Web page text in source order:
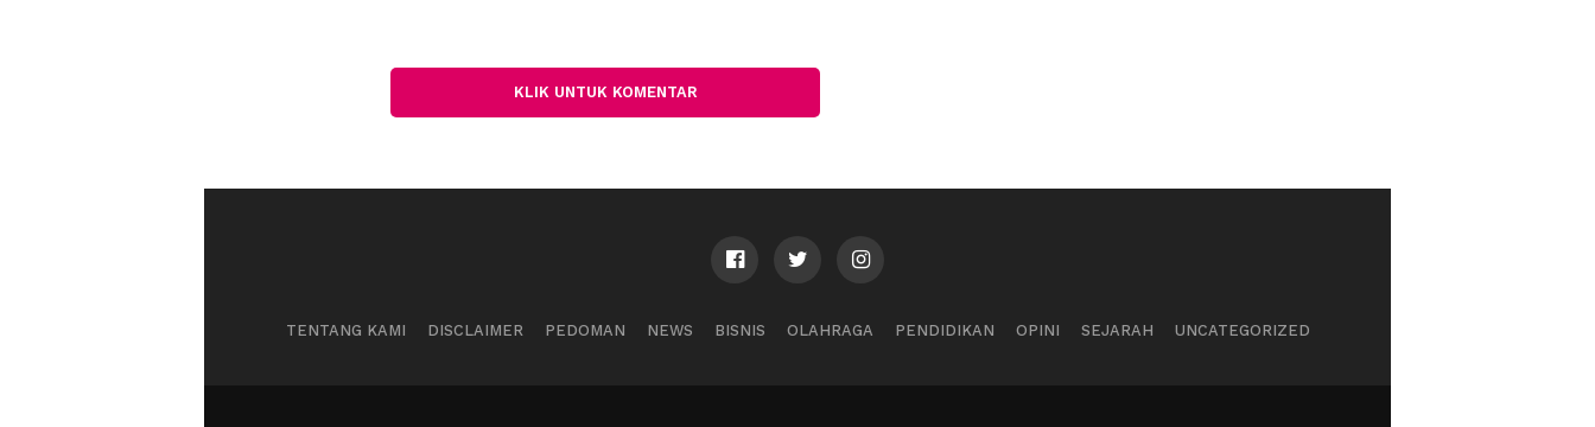
KLIK UNTUK KOMENTAR
TENTANG KAMI DISCLAIMER PEDOMAN NEWS BISNIS OLAHRAGA PENDIDIKAN OPINI SEJARAH UNCATEGORIZED